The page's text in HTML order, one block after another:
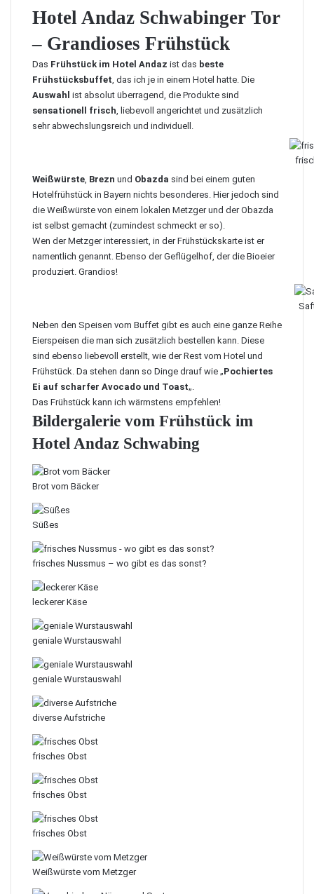
Hotel Andaz Schwabinger Tor
– Grandioses Frühstück
Das Frühstück im Hotel Andaz ist das beste
Frühstücksbuffet , das ich je in einem Hotel hatte. Die
Auswahl ist absolut überragend, die Produkte sind
sensationell frisch , liebevoll angerichtet und zusätzlich
sehr abwechslungsreich und individuell.
Weißwürste Brezn und Obazda sind bei einem guten
Hotelfrühstück in Bayern nichts besonderes. Hier jedoch sind
die Weißwürste von einem lokalen Metzger und der Obazda
ist selbst gemacht (zumindest schmeckt er so).
Wen der Metzger interessiert, in der Frühstückskarte ist er
namentlich genannt. Ebenso der Geflügelhof, der die Bioeier
produziert. Grandios!
Neben den Speisen vom Buffet gibt es auch eine ganze Reihe
Eierspeisen die man sich zusätzlich bestellen kann. Diese
sind ebenso liebevoll erstellt, wie der Rest vom Hotel und
Frühstück. Da stehen dann so Dinge drauf wie „Pochiertes
Ei auf scharfer Avocado und Toast„.
Das Frühstück kann ich wärmstens empfehlen!
Bildergalerie vom Frühstück im
Hotel Andaz Schwabing
Brot vom Bäcker
Süßes
frisches Nussmus – wo gibt es das sonst?
leckerer Käse
geniale Wurstauswahl
geniale Wurstauswahl
diverse Aufstriche
frisches Obst
frisches Obst
frisches Obst
Weißwürste vom Metzger